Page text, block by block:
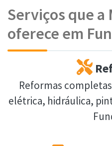
Serviços que a
oferece em
Reformas
elétrica, hidráulica,